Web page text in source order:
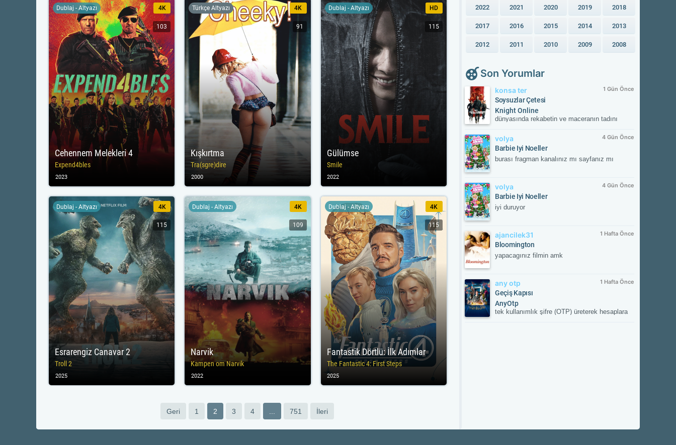
Cehennem Melekleri 4
Expend4bles
Dublaj - Altyazı 4K
103
2023
Kışkırtma
Tra(sgre)dire
Türkçe Altyazı 4K
91
2000
Gülümse
Smile
Dublaj - Altyazı HD
115
2022
Esrarengiz Canavar 2
Troll 2
Dublaj - Altyazı 4K
115
2025
Narvik
Kampen om Narvik
Dublaj - Altyazı 4K
109
2022
Fantastik Dörtlü: İlk Adımlar
The Fantastic 4: First Steps
Dublaj - Altyazı 4K
115
2025
Geri 1 2 3 4 751 İleri
2022 2021 2020 2019 2018
2017 2016 2015 2014 2013
2012 2011 2010 2009 2008
Son Yorumlar
konsa ter 1 Gün Önce
Soysuzlar Çetesi
Knight Online
dünyasında rekabetin ve maceranın tadını
kesintisiz oyun deneyimiyle savaşın
merkezinde yerini al. Güncel gelişmeleri takip
etmek ve resmi içeriklere ulaşmak için
NTTGame platformunu ziyaret edebilir,
volya 4 Gün Önce
Barbie Iyi Noeller
burası fragman kanalınız mı sayfanız mı
volya 4 Gün Önce
Barbie Iyi Noeller
iyi duruyor
ajancilek31 1 Hafta Önce
Bloomington
yapacagınız filmin amk
any otp 1 Hafta Önce
Geçiş Kapısı
AnyOtp
tek kullanımlık şifre (OTP) üreterek hesaplara